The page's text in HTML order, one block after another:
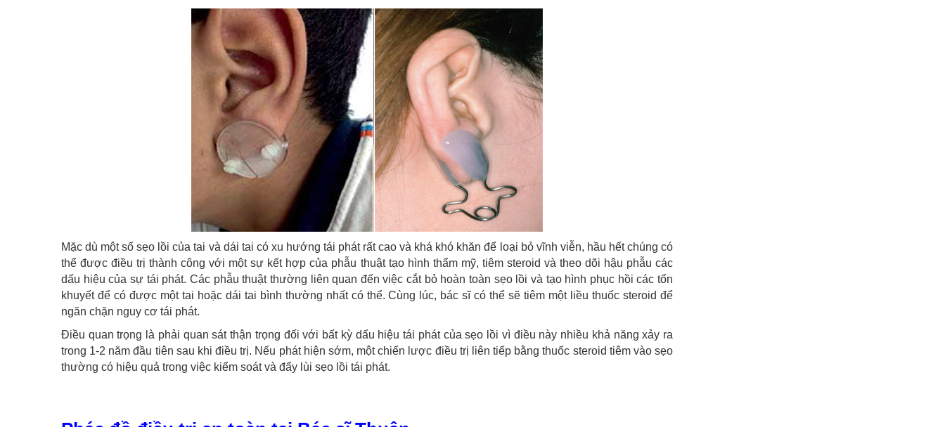
Mặc dù một số sẹo lồi của tai và dái tai có xu hướng tái phát rất cao và khá khó khăn để loại bỏ vĩnh viễn, hầu hết chúng có
thể được điều trị thành công với một sự kết hợp của phẫu thuật tạo hình thẩm mỹ, tiêm steroid và theo dõi hậu phẫu các
dấu hiệu của sự tái phát. Các phẫu thuật thường liên quan đến việc cắt bỏ hoàn toàn sẹo lồi và tạo hình phục hồi các tổn
khuyết để có được một tai hoặc dái tai bình thường nhất có thể. Cùng lúc, bác sĩ có thể sẽ tiêm một liều thuốc steroid để
ngăn chặn nguy cơ tái phát.
Điều quan trọng là phải quan sát thận trọng đối với bất kỳ dấu hiệu tái phát của sẹo lồi vì điều này nhiều khả năng xảy ra
trong 1-2 năm đầu tiên sau khi điều trị. Nếu phát hiện sớm, một chiến lược điều trị liên tiếp bằng thuốc steroid tiêm vào sẹo
thường có hiệu quả trong việc kiểm soát và đẩy lùi sẹo lồi tái phát.